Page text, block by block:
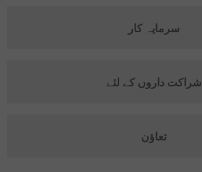
سرمایہ کار
شراکت داروں کے لئے
تعاؤن